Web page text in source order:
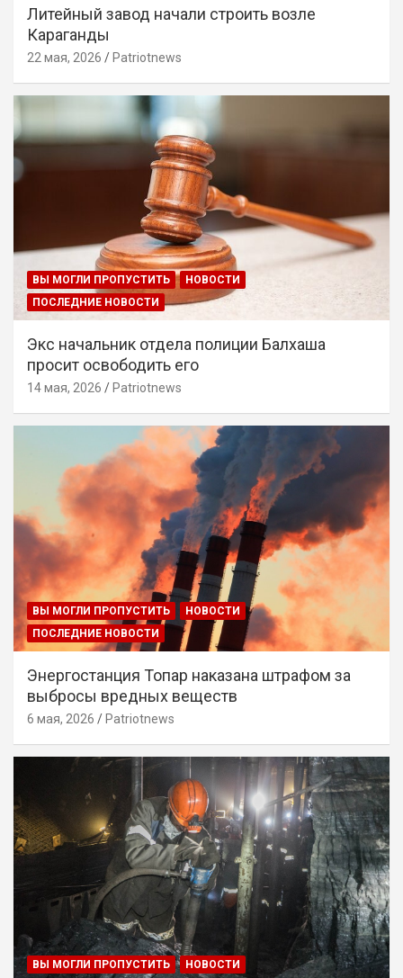
Литейный завод начали строить возле
Караганды
22 мая, 2026 Patriotnews
ВЫ МОГЛИ ПРОПУСТИТЬ
НОВОСТИ
ПОСЛЕДНИЕ НОВОСТИ
Экс начальник отдела полиции Балхаша
просит освободить его
14 мая, 2026 Patriotnews
ВЫ МОГЛИ ПРОПУСТИТЬ
НОВОСТИ
ПОСЛЕДНИЕ НОВОСТИ
Энергостанция Топар наказана штрафом за
выбросы вредных веществ
6 мая, 2026 Patriotnews
ВЫ МОГЛИ ПРОПУСТИТЬ НОВОСТИ